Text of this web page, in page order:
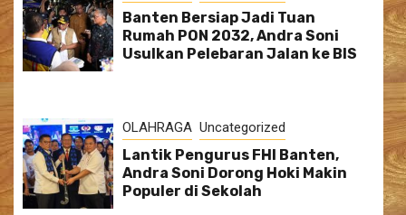
Banten Bersiap Jadi Tuan
Rumah PON 2032, Andra Soni
Usulkan Pelebaran Jalan ke BIS
OLAHRAGA Uncategorized
Lantik Pengurus FHI Banten,
Andra Soni Dorong Hoki Makin
Populer di Sekolah